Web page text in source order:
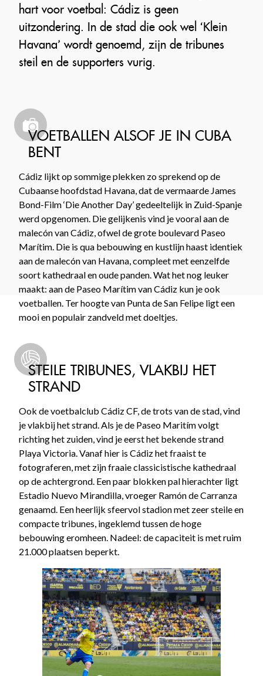
hart voor voetbal: Cádiz is geen
uitzondering. In de stad die ook wel ‘Klein
Havana’ wordt genoemd, zijn de tribunes
steil en de supporters vurig.
VOETBALLEN ALSOF JE IN CUBA
BENT
Cádiz lijkt op sommige plekken zo sprekend op de
Cubaanse hoofdstad Havana, dat de vermaarde James
Bond-Film ‘Die Another Day’ gedeeltelijk in Zuid-Spanje
werd opgenomen. Die gelijkenis vind je vooral aan de
malecón van Cádiz, ofwel de grote boulevard Paseo
Marítim. Die is qua bebouwing en kustlijn haast identiek
aan de malecón van Havana, compleet met eenzelfde
soort kathedraal en oude panden. Wat het nog leuker
maakt: aan de Paseo Marítim van Cádiz kun je ook
voetballen. Ter hoogte van Punta de San Felipe ligt een
mooi en populair zandveld met doeltjes.
STEILE TRIBUNES, VLAKBIJ HET
STRAND
Ook de voetbalclub Cádiz CF, de trots van de stad, vind
je vlakbij het strand. Als je de Paseo Maritím volgt
richting het zuiden, vind je eerst het bekende strand
Playa Victoria. Vanaf hier is Cádiz het fraaist te
fotograferen, met zijn fraaie classicistische kathedraal
op de achtergrond. Een paar blokken pal hierachter ligt
Estadio Nuevo Mirandilla, vroeger Ramón de Carranza
genaamd. Een heerlijk sfeervol stadion met zeer steile en
compacte tribunes, ingeklemd tussen de hoge
bebouwing eromheen. Nadeel: de capaciteit is met ruim
21.000 plaatsen beperkt.